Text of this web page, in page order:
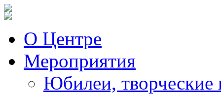
О Центре
Мероприятия
Юбилеи, творческие